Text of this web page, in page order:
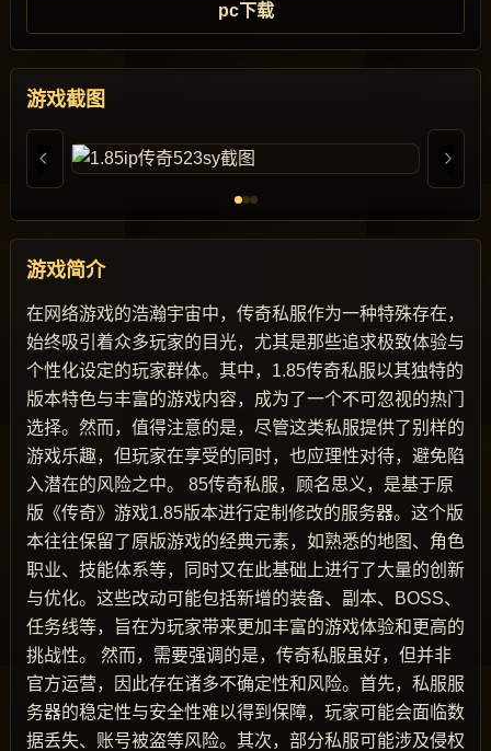
pc下载
游戏截图
游戏简介
在网络游戏的浩瀚宇宙中，传奇私服作为一种特殊存在，
始终吸引着众多玩家的目光，尤其是那些追求极致体验与
个性化设定的玩家群体。其中，1.85传奇私服以其独特的
版本特色与丰富的游戏内容，成为了一个不可忽视的热门
选择。然而，值得注意的是，尽管这类私服提供了别样的
游戏乐趣，但玩家在享受的同时，也应理性对待，避免陷
入潜在的风险之中。 85传奇私服，顾名思义，是基于原
版《传奇》游戏1.85版本进行定制修改的服务器。这个版
本往往保留了原版游戏的经典元素，如熟悉的地图、角色
职业、技能体系等，同时又在此基础上进行了大量的创新
与优化。这些改动可能包括新增的装备、副本、BOSS、
任务线等，旨在为玩家带来更加丰富的游戏体验和更高的
挑战性。 然而，需要强调的是，传奇私服虽好，但并非
官方运营，因此存在诸多不确定性和风险。首先，私服服
务器的稳定性与安全性难以得到保障，玩家可能会面临数
据丢失、账号被盗等风险。其次，部分私服可能涉及侵权